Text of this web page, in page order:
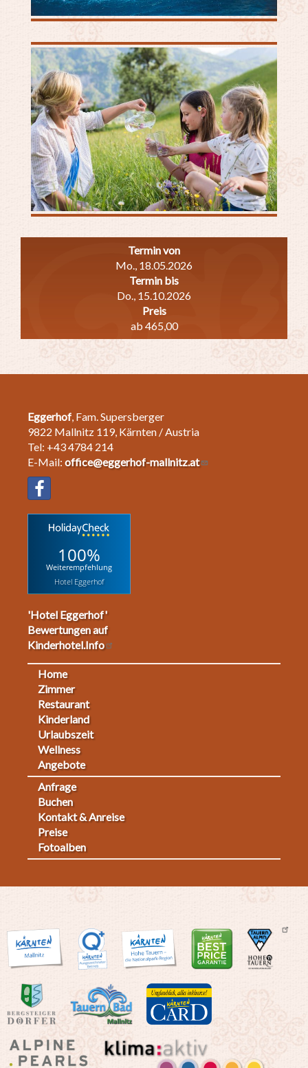
Termin von
Mo., 18.05.2026
Termin bis
Do., 15.10.2026
Preis
ab 465,00
Eggerhof, Fam. Supersberger
9822 Mallnitz 119, Kärnten / Austria
Tel: +43 4784 214
E-Mail: office@eggerhof-mallnitz.at
100%
Weiterempfehlung
Hotel Eggerhof
'Hotel Eggerhof'
Bewertungen auf
Kinderhotel.Info
Footermenu
Home
Zimmer
Restaurant
Kinderland
Urlaubszeit
Wellness
Angebote
Fußmenü
2
Anfrage
Buchen
Kontakt & Anreise
Preise
Fotoalben